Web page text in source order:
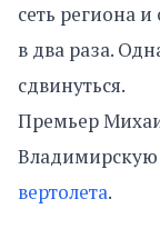
сеть региона
в два раза.
сдвинуться.
Премьер
Владимирскую
вертолета.